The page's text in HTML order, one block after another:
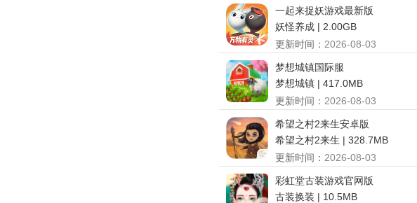
一起来捉妖游戏最新版
妖怪养成 | 2.00GB
更新时间： 2026-08-03
梦想城镇国际服
梦想城镇 | 417.0MB
更新时间： 2026-08-03
希望之村2来生安卓版
希望之村2来生 | 328.7MB
更新时间： 2026-08-03
彩虹堂古装游戏官网版
古装换装 | 10.5MB